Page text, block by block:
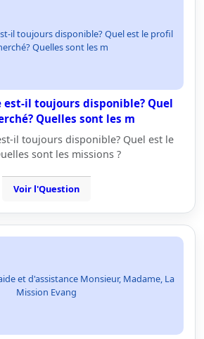
il toujours disponible? Quel est le profil
Quelles sont les m
est-il toujours disponible? Quel
Quelles sont les m
il toujours disponible? Quel est le
sont les missions ?
Voir l'Question
et d'assistance Monsieur, Madame, La
Mission Evang